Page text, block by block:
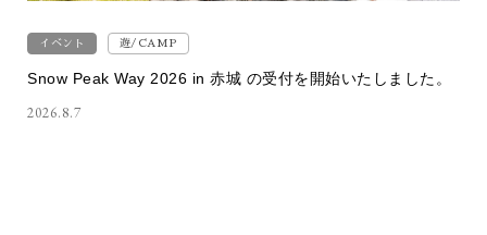
イベント 遊/CAMP
Snow Peak Way 2026 in 赤城 の受付を開始いたしました。
2026.8.7